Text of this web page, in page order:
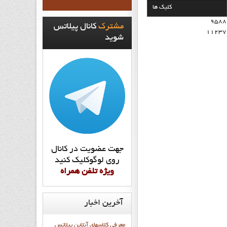
کلیک ها
9588
11237
مشترک کانال پيلاتس
شويد
جهت عضويت در کانال
روي لوگوکليک کنيد
ويژه تلفن همراه
آخرین اخبار
معرفی کلاسهای آنلاین پیلاتس